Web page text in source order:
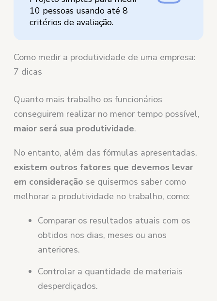
10 pessoas usando até 8
critérios de avaliação.
Como medir a produtividade de uma empresa:
7 dicas
Quanto mais trabalho os funcionários
conseguirem realizar no menor tempo possível,
maior será sua produtividade.
No entanto, além das fórmulas apresentadas,
existem outros fatores que devemos levar
em consideração se quisermos saber como
melhorar a produtividade no trabalho, como:
Comparar os resultados atuais com os
obtidos nos dias, meses ou anos
anteriores.
Controlar a quantidade de materiais
desperdiçados.